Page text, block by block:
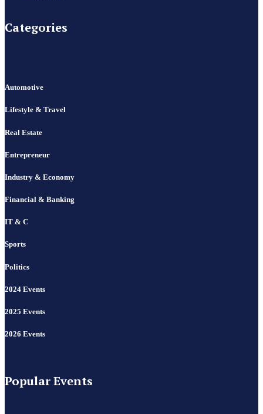
Categories
Automotive
Lifestyle & Travel
Real Estate
Entrepreneur
Industry & Economy
Financial & Banking
IT & C
Sports
Politics
2024 Events
2025 Events
2026 Events
Popular Events